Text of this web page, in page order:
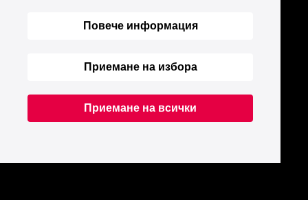
Повече информация
Приемане на избора
Приемане на всички